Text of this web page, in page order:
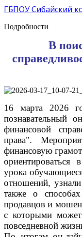
ГБПОУ Сибайский
Подробности
В
16 марта 2026
познавательный
финансовой
права".
финансовую
урока
отношений,
также о
продавцов и
с которыми
повседневной